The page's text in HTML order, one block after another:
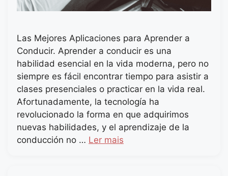
Las Mejores Aplicaciones para Aprender a
Conducir. Aprender a conducir es una
habilidad esencial en la vida moderna, pero no
siempre es fácil encontrar tiempo para asistir a
clases presenciales o practicar en la vida real.
Afortunadamente, la tecnología ha
revolucionado la forma en que adquirimos
nuevas habilidades, y el aprendizaje de la
conducción no … Ler mais